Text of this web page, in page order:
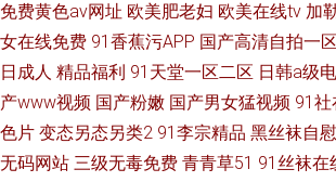
免费黄色av网址 欧美肥老妇 欧美在线tv 加
女在线免费 91香蕉污APP 国产高清自拍一区
日成人 精品福利 91天堂一区二区 日韩a级
产www视频 国产粉嫩 国产男女猛视频 91
色片 变态另态另类2 91李宗精品 黑丝袜自
无码网站 三级无毒免费 青青草51 91丝袜在